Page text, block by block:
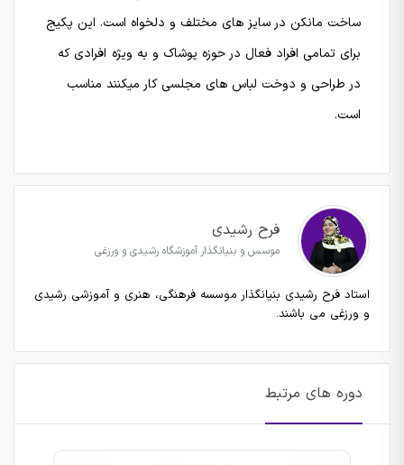
ساخت مانکن در سایز های مختلف و دلخواه است. این پکیج
برای تمامی افراد فعال در حوزه پوشاک و به ویژه افرادی که
در طراحی و دوخت لباس های مجلسی کار میکنند مناسب
است.
فرح رشیدی
موسس و بنیانگذار آموزشگاه رشیدی و ورزغی
استاد فرح رشیدی بنیانگذار موسسه فرهنگی، هنری و آموزشی رشیدی
و ورزغی می باشند.
دوره های مرتبط